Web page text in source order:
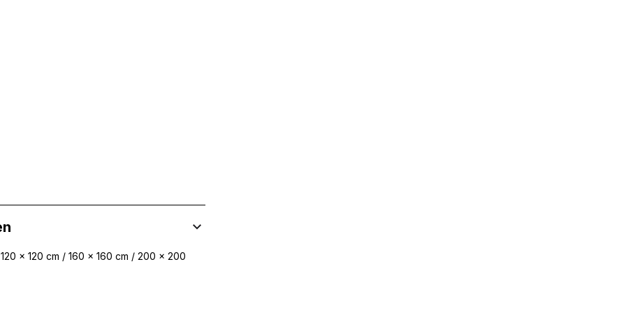
x 120 cm / 160 x 160 cm / 200 x 200
sicheren Log-ins oder das Anpassen Ihrer Zustimmungseinstellungen. Diese Cookies
es einer Website, Informationen zu speichern, die die Art und Weise ändern, wie die
wie zum Beispiel Ihre bevorzugte Sprache oder die Region, in der Sie sich befinden.